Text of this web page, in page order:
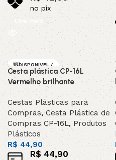
no pix
Leia mais
INDISPONIVEL /
SOB ENCOMEND
A
Cesta plástica CP-16L
Vermelho brilhante
Cestas Plásticas para
Compras,Cesta Plástica de
Compras CP-16L, Produtos
Plásticos
R$44,90
R$ 44,90